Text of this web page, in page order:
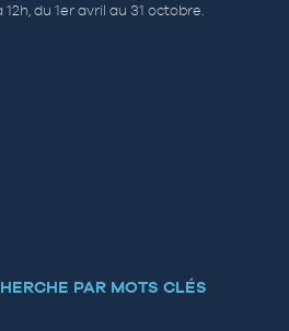
du 1er avril au 31 octobre.
PAR MOTS CLÉS